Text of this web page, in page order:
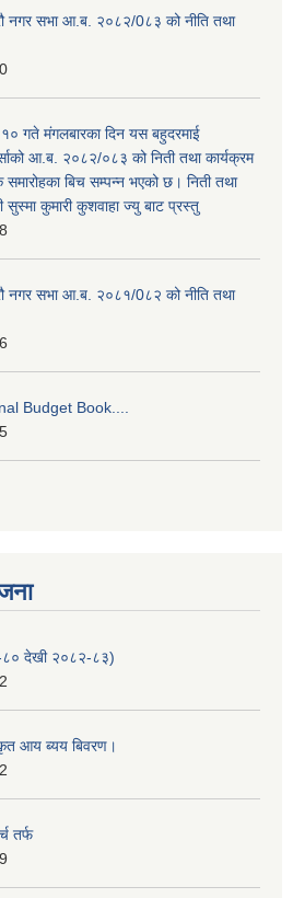
नगर सभा आ.ब. २०८२/0८३ को नीति तथा
गते मंगलबारका दिन यस बहुदरमाई
आ.ब. २०८२/०८३ को निती तथा कार्यक्रम
बिच सम्पन्न भएको छ। निती तथा
कुमारी कुशवाहा ज्यु बाट प्रस्तु
नगर सभा आ.ब. २०८१/0८२ को नीति तथा
Budget Book....
८० देखी २०८२-८३)
आय ब्यय बिवरण।
तर्फ